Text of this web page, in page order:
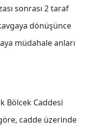
sonrası 2 taraf
dönüşünce
müdahale anları
Bölcek Caddesi
cadde üzerinde